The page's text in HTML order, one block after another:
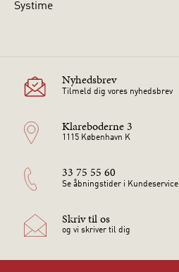
Systime
Nyhedsbrev
Tilmeld dig vores nyhedsbrev
Klareboderne 3
1115 København K
33 75 55 60
Se åbningstider i Kundeservice
Skriv til os
og vi skriver til dig